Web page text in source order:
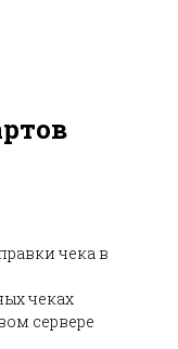
чека в
чеках
сервере